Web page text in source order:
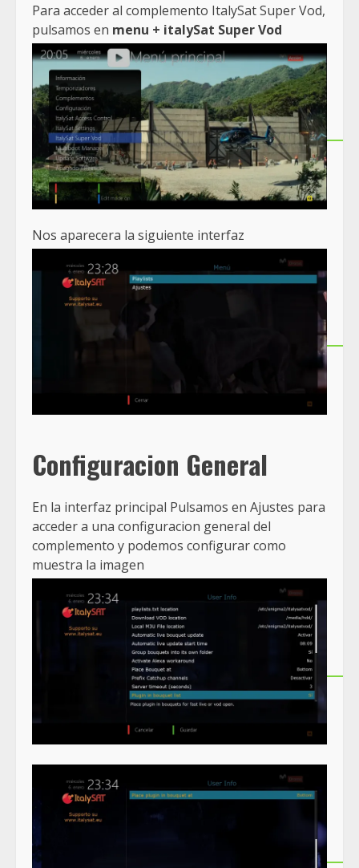
Para acceder al complemento ItalySat Super Vod,
pulsamos en menu + italySat Super Vod
Nos aparecera la siguiente interfaz
Configuracion General
En la interfaz principal Pulsamos en Ajustes para
acceder a una configuracion general del
complemento y podemos configurar como
muestra la imagen